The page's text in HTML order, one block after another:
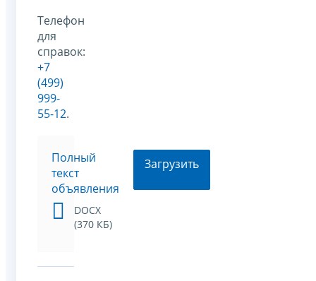
Телефон
для
справок:
+7
(499)
999-
55-12.
Полный
текст
объявления
DOCX
(370 КБ)
Загрузить